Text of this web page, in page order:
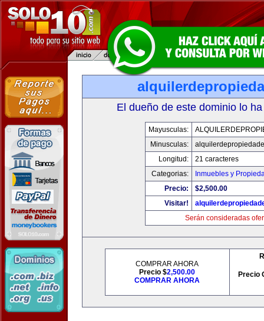
El dueño de este dominio lo
Mayusculas:
Minusculas:
Longitud:
21 caracteres
Categorias:
Inmuebles y
Precio:
$2,500.00
Visitar!
Serán consideradas
COMPRAR AHORA
Precio $2,500.00
COMPRAR AHORA
Precio